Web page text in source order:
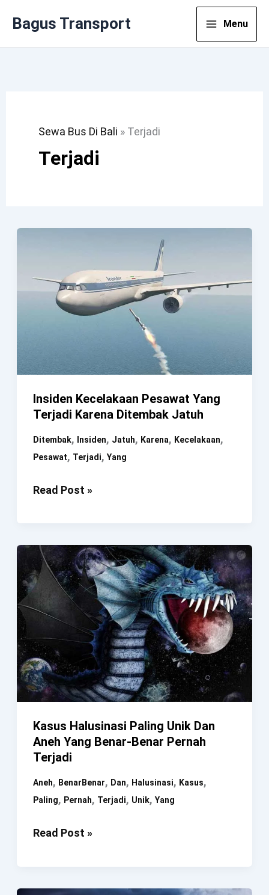
Bagus Transport Menu
Sewa Bus Di Bali » Terjadi
Terjadi
Insiden Kecelakaan Pesawat Yang
Terjadi Karena Ditembak Jatuh
Ditembak, Insiden, Jatuh, Karena, Kecelakaan,
Pesawat, Terjadi, Yang
Insiden
Terjadi
Karena
Ditembak
Jatuh
Read Post »
Kasus Halusinasi Paling Unik Dan
Aneh Yang Benar-Benar Pernah
Terjadi
Aneh, BenarBenar, Dan, Halusinasi, Kasus,
Paling, Pernah, Terjadi, Unik, Yang
Kasus
Read Post »